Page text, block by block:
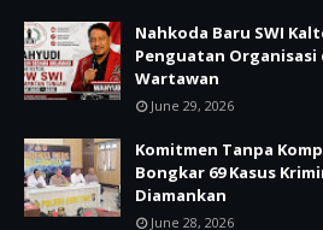
Nahkoda Baru SWI
Penguatan
Wartawan
June 29, 2026
Komitmen Tanpa
Bongkar 69 Kasus
Diamankan
June 28, 2026